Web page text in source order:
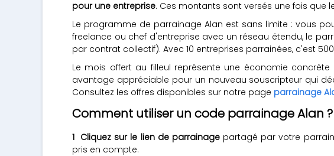
pour une entreprise. Ces montants sont versés une fois que
Le programme de parrainage Alan est sans limite : vous
freelance ou chef d'entreprise avec un réseau étendu, le
par contrat collectif). Avec 10 entreprises parrainées, c'est
Le mois offert au filleul représente une économie
avantage appréciable pour un nouveau souscripteur qui
Consultez les offres disponibles sur notre page parrainage
Comment utiliser un code parrainage Alan ?
Cliquez sur le lien de parrainagepartagé par votre
pris en compte.